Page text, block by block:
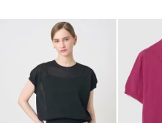
サイズ 36、38
クリーニング
手洗い|
イロン